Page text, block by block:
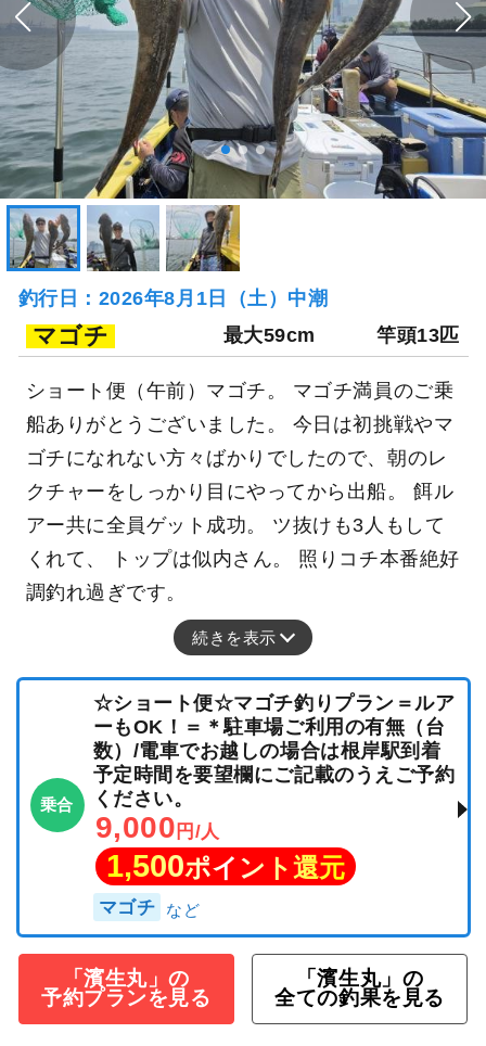
釣行日：2026年8月1日（土）中潮
マゴチ 最大59cm 竿頭13匹
ショート便（午前）マゴチ。 マゴチ満員のご乗
船ありがとうございました。 今日は初挑戦やマ
ゴチになれない方々ばかりでしたので、朝のレ
クチャーをしっかり目にやってから出船。 餌ル
アー共に全員ゲット成功。 ツ抜けも3人もして
くれて、 トップは似内さん。 照りコチ本番絶好
調釣れ過ぎです。
続きを表示
乗合
☆ショート便☆マゴチ釣りプラン＝ルア
ーもOK！＝＊駐車場ご利用の有無（台
数）/電車でお越しの場合は根岸駅到着
予定時間を要望欄にご記載のうえご予約
ください。
9,000 円/人
1,500ポイント還元
マゴチ
「濱生丸」の
予約プランを見る
「濱生丸」の
全ての釣果を見る